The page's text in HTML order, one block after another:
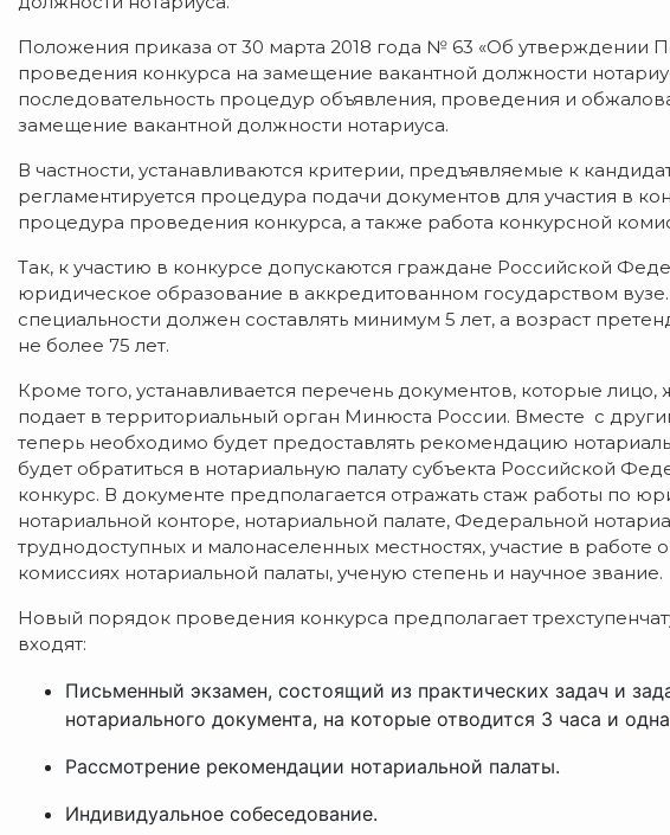
Положения приказа от 30 марта 2018 года № 63 «Об утверждении
проведения конкурса на замещение вакантной должности
последовательность процедур объявления, проведения и
замещение вакантной должности нотариуса.
В частности, устанавливаются критерии, предъявляемые к
регламентируется процедура подачи документов для участия в
процедура проведения конкурса, а также работа конкурсной
Так, к участию в конкурсе допускаются граждане Российской
юридическое образование в аккредитованном государством
специальности должен составлять минимум 5 лет, а возраст
не более 75 лет.
Кроме того, устанавливается перечень документов, которые
подает в территориальный орган Минюста России. Вместе с
теперь необходимо будет предоставлять рекомендацию
будет обратиться в нотариальную палату субъекта Российской
конкурс. В документе предполагается отражать стаж работы по
нотариальной конторе, нотариальной палате, Федеральной
труднодоступных и малонаселенных местностях, участие в работе
комиссиях нотариальной палаты, ученую степень и научное звание.
Новый порядок проведения конкурса предполагает
входят:
Письменный экзамен, состоящий из практических задач и
нотариального документа, на которые отводится 3 часа и
Рассмотрение рекомендации нотариальной палаты.
Индивидуальное собеседование.